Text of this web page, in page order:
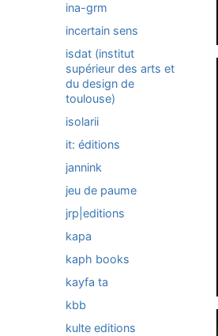
ina-grm
incertain sens
isdat (institut
supérieur des arts et
du design de
toulouse)
isolarii
it: éditions
jannink
jeu de paume
jrp|editions
kapa
kaph books
kayfa ta
kbb
kulte editions